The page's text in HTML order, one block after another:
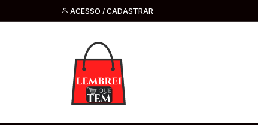
ACESSO / CADASTRAR